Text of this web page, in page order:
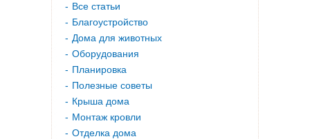
Все статьи
Благоустройство
Дома для животных
Оборудования
Планировка
Полезные советы
Крыша дома
Монтаж кровли
Отделка дома